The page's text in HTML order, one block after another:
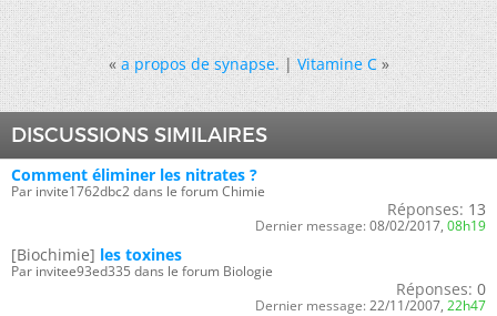
« a propos de synapse.|Vitamine C »
DISCUSSIONS SIMILAIRES
Comment éliminer les nitrates ?
Par invite1762dbc2 dans le forum Chimie
Réponses: 13
Dernier message: 08/02/2017, 08h19
[Biochimie] les toxines
Par invitee93ed335 dans le forum Biologie
Réponses: 0
Dernier message: 22/11/2007, 22h47